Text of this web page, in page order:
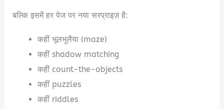
बल्कि इसमें हर पेज पर नया सरप्राइज़ है:
कहीं भूलभुलैया (maze)
कहीं shadow matching
कहीं count-the-objects
कहीं puzzles
कहीं riddles